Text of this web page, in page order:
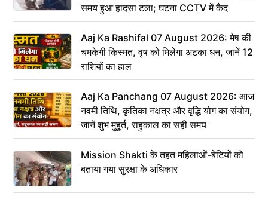
समय हुआ हादसा टला; घटना CCTV में कैद
Aaj Ka Rashifal 07 August 2026: मेष की
चमकेगी किस्मत, वृष को मिलेगा अटका धन, जानें 12
राशियों का हाल
Aaj Ka Panchang 07 August 2026: आज
नवमी तिथि, कृतिका नक्षत्र और वृद्धि योग का संयोग,
जानें शुभ मुहूर्त, राहुकाल का सही समय
Mission Shakti के तहत महिलाओं-बेटियों को
बताया गया सुरक्षा के अधिकार